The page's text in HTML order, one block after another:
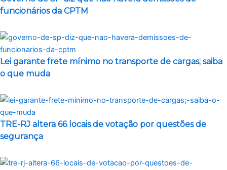
funcionários da CPTM
Lei garante frete mínimo no transporte de cargas; saiba
o que muda
TRE-RJ altera 66 locais de votação por questões de
segurança